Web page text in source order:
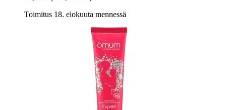
Toimitus 18. elokuuta mennessä